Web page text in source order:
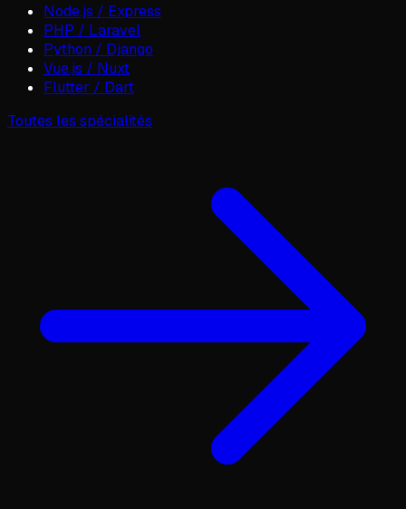
Node.js / Express
PHP / Laravel
Python / Django
Vue.js / Nuxt
Flutter / Dart
Toutes les spécialités